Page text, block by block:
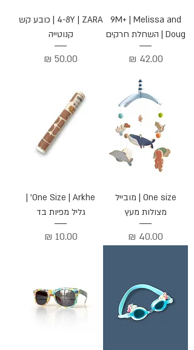
9M+ | Melissa and
Doug | השחלת חרקים
מחיר
4-8Y | ZARA | כובע קש
קנוטייה
מחיר
One size | מובייל
מצולות מעץ
מחיר
One Size | Arkhe' |
גליל מפיות בד
מחיר